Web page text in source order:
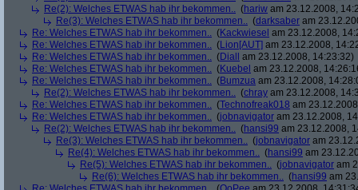
Re(2): Welches ETWAS hab ihr bekommen.. (hariw am 23.12.2008,
Re(3): Welches ETWAS hab ihr bekommen.. (darksaber am
Re: Welches ETWAS hab ihr bekommen.. (Kackwiesel am 23.12.2008,
Re: Welches ETWAS hab ihr bekommen.. (Lion[AUT] am 23.12.2008,
Re: Welches ETWAS hab ihr bekommen.. (Diall
am 23.12.2008, 14:23:32)
Re: Welches ETWAS hab ihr bekommen.. (Kuebel am 23.12.2008,
Re: Welches ETWAS hab ihr bekommen.. (Bumzua am 23.12.2008,
Re(2): Welches ETWAS hab ihr bekommen.. (chray am 23.12.2008,
Re: Welches ETWAS hab ihr bekommen.. (Technofreak018 am
Re: Welches ETWAS hab ihr bekommen.. (jobnavigator am 23.12.2008,
Re(2): Welches ETWAS hab ihr bekommen.. (hansi99 am 23.12.2008,
Re(3): Welches ETWAS hab ihr bekommen.. (jobnavigator am
Re(4): Welches ETWAS hab ihr bekommen.. (hansi99 am
Re(5): Welches ETWAS hab ihr bekommen.. (jobnavigator am
Re(6): Welches ETWAS hab ihr bekommen.. (hansi99 am